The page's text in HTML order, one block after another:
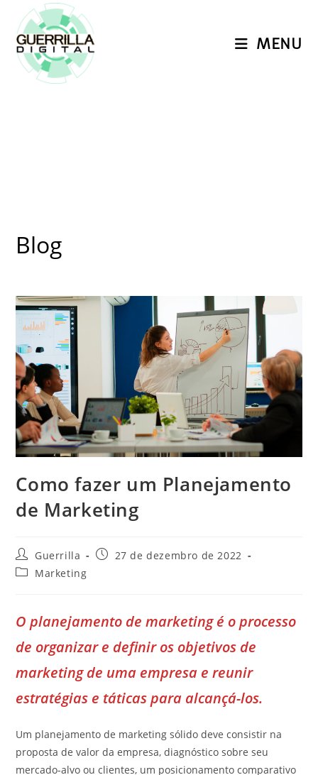
para
conteúdo
MENU
Blog
Como fazer um Planejamento
de Marketing
Autor
do
post:
Guerrilla
Post27 de dezembro de 2022
Categoria
Marketing
O planejamento de marketing é o processo
de organizar e definir os objetivos de
marketing de uma empresa e reunir
estratégias e táticas para alcançá-los.
Um planejamento de marketing sólido deve consistir na
proposta de valor da empresa, diagnóstico sobre seu
mercado-alvo ou clientes, um posicionamento comparativo